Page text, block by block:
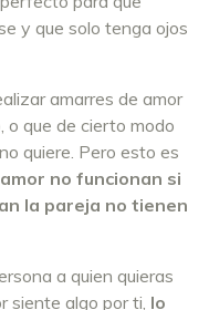
y que solo tenga ojos
amarres de amor
o que de cierto modo
quiere. Pero esto es
no funcionan si
la pareja no tienen
a quien quieras
siente algo por ti, lo